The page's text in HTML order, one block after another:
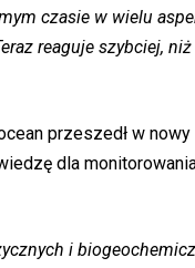
czasie w wielu
reaguje szybciej,
przeszedł w
dla
i